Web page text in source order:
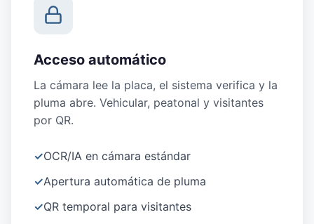
Acceso automático
La cámara lee la placa, el sistema verifica y la
pluma abre. Vehicular, peatonal y visitantes
por QR.
✓OCR/IA en cámara estándar
✓Apertura automática de pluma
✓QR temporal para visitantes